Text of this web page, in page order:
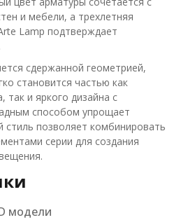
и мебели, а трехлетняя
Lamp подтверждает
сдержанной геометрией,
становится частью как
так и яркого дизайна с
способом упрощает
стиль позволяет комбинировать
серии для создания
модели